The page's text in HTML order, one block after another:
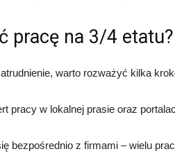
pracę na 3/4 etatu?
warto rozważyć kilka
pracy w lokalnej prasie oraz
bezpośrednio z firmami – wielu